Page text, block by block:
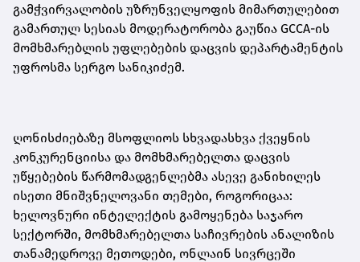
გამჭვირვალობის უზრუნველყოფის მიმართულებით
გამართულ სესიას მოდერატორობა გაუწია GCCA-ის
მომხმარებლის უფლებების დაცვის დეპარტამენტის
უფროსმა სერგო სანიკიძემ.
ღონისძიებაზე მსოფლიოს სხვადასხვა ქვეყნის
კონკურენციისა და მომხმარებელთა დაცვის
უწყებების წარმომადგენლებმა ასევე განიხილეს
ისეთი მნიშვნელოვანი თემები, როგორიცაა:
ხელოვნური ინტელექტის გამოყენება საჯარო
სექტორში, მომხმარებელთა საჩივრების ანალიზის
თანამედროვე მეთოდები, ონლაინ სივრცეში